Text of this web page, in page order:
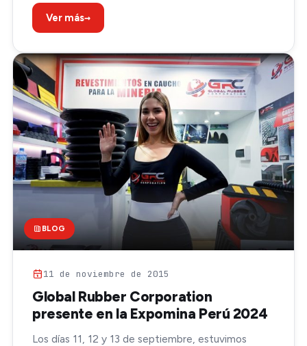
Ver más→
BLOG
11 de noviembre de 2015
Global Rubber Corporation
presente en la Expomina Perú 2024
Los días 11, 12 y 13 de septiembre, estuvimos